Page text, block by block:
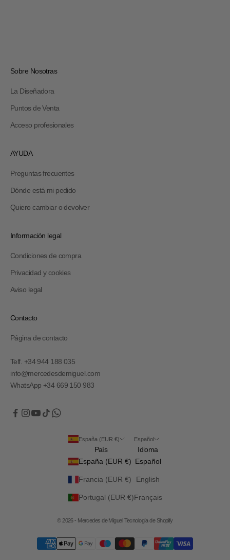
Sobre Nosotras
La Diseñadora
Puntos de Venta
Acceso profesionales
AYUDA
Preguntas frecuentes
Dónde está mi pedido
Quiero cambiar o devolver
Información legal
Condiciones de compra
Privacidad y cookies
Aviso legal
Contacto
Página de contacto
Telf. +34 944 188 035
info@mercedesdemiguel.com
WhatsApp +34 669 150 983
España (EUR €)
País
España (EUR €)
Francia (EUR €)
Portugal (EUR €)
Español
Idioma
Español
English
Français
© 2026 - Mercedes de MiguelTecnología de Shopify